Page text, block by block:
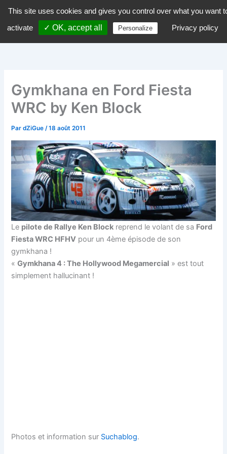
contenu
dZiGue
Gymkhana en Ford Fiesta
WRC by Ken Block
PardZiGue/18 août 2011
Le pilote de Rallye Ken Block reprend le volant de sa Ford
Fiesta WRC HFHV pour un 4ème épisode de son
gymkhana !
«Gymkhana 4 : The Hollywood Megamercial » est tout
simplement hallucinant !
Photos et information sur Suchablog.
This site uses cookies and gives you control over what you want
activate
✓ OK, accept all Personalize Privacy policy